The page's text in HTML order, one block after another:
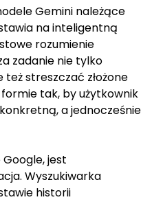
Gemini należące
na inteligentną
rozumienie
zadanie nie tylko
streszczać złożone
tak, by użytkownik
a jednocześnie
jest
Wyszukiwarka
historii